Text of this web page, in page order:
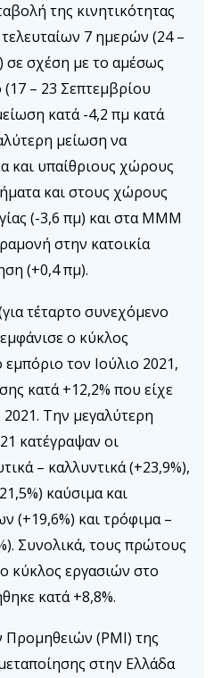
της κινητικότητας
7 ημερών (24 –
σε σχέση με το αμέσως
– 23 Σεπτεμβρίου
κατά -4,2 πμ κατά
μείωση να
και υπαίθριους χώρους
και στους χώρους
(-3,6 πμ) και στα ΜΜΜ
στην κατοικία
(+0,4 πμ).
τέταρτο συνεχόμενο
εμφάνισε ο κύκλος
τον Ιούλιο 2021,
κατά +12,2% που είχε
2021. Την μεγαλύτερη
κατέγραψαν οι
– καλλυντικά (+23,9%),
καύσιμα και
(+19,6%) και τρόφιμα –
Συνολικά, τους πρώτους
κύκλος εργασιών στο
κατά +8,8%.
(PMI) της
στην Ελλάδα